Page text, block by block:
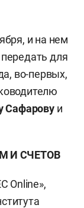
и на нем
для
во-первых,
Сафаровуи
И СЧЕТОВ
Online»,